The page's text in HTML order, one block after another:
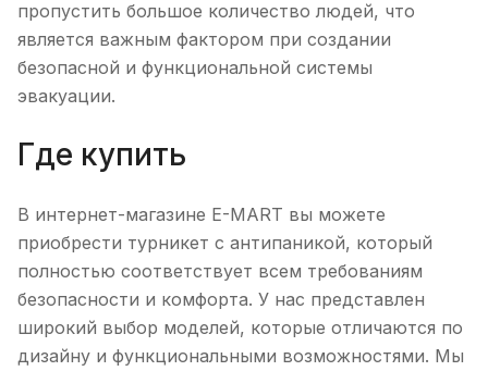
пропустить большое количество людей, что
является важным фактором при создании
безопасной и функциональной системы
эвакуации.
Где купить
В интернет-магазине E-MART вы можете
приобрести турникет с антипаникой, который
полностью соответствует всем требованиям
безопасности и комфорта. У нас представлен
широкий выбор моделей, которые отличаются по
дизайну и функциональными возможностями. Мы